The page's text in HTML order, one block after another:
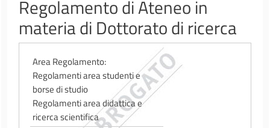
Regolamento di Ateneo in
materia di Dottorato di ricerca
Area Regolamento
Regolamenti area studenti e
borse di studio
Regolamenti area didattica e
ricerca scientifica